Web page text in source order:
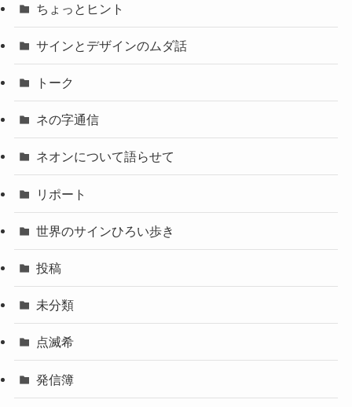
ちょっとヒント
サインとデザインのムダ話
トーク
ネの字通信
ネオンについて語らせて
リポート
世界のサインひろい歩き
投稿
未分類
点滅希
発信簿